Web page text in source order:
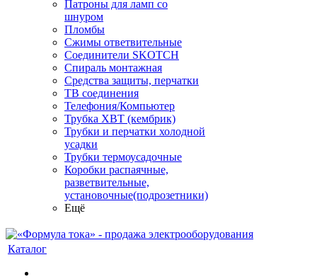
Патроны для ламп со
шнуром
Пломбы
Сжимы ответвительные
Соединители SKOTCH
Спираль монтажная
Средства защиты, перчатки
ТВ соединения
Телефония/Компьютер
Трубка ХВТ (кембрик)
Трубки и перчатки холодной
усадки
Трубки термоусадочные
Коробки распаячные,
разветвительные,
установочные(подрозетники)
Ещё
Каталог